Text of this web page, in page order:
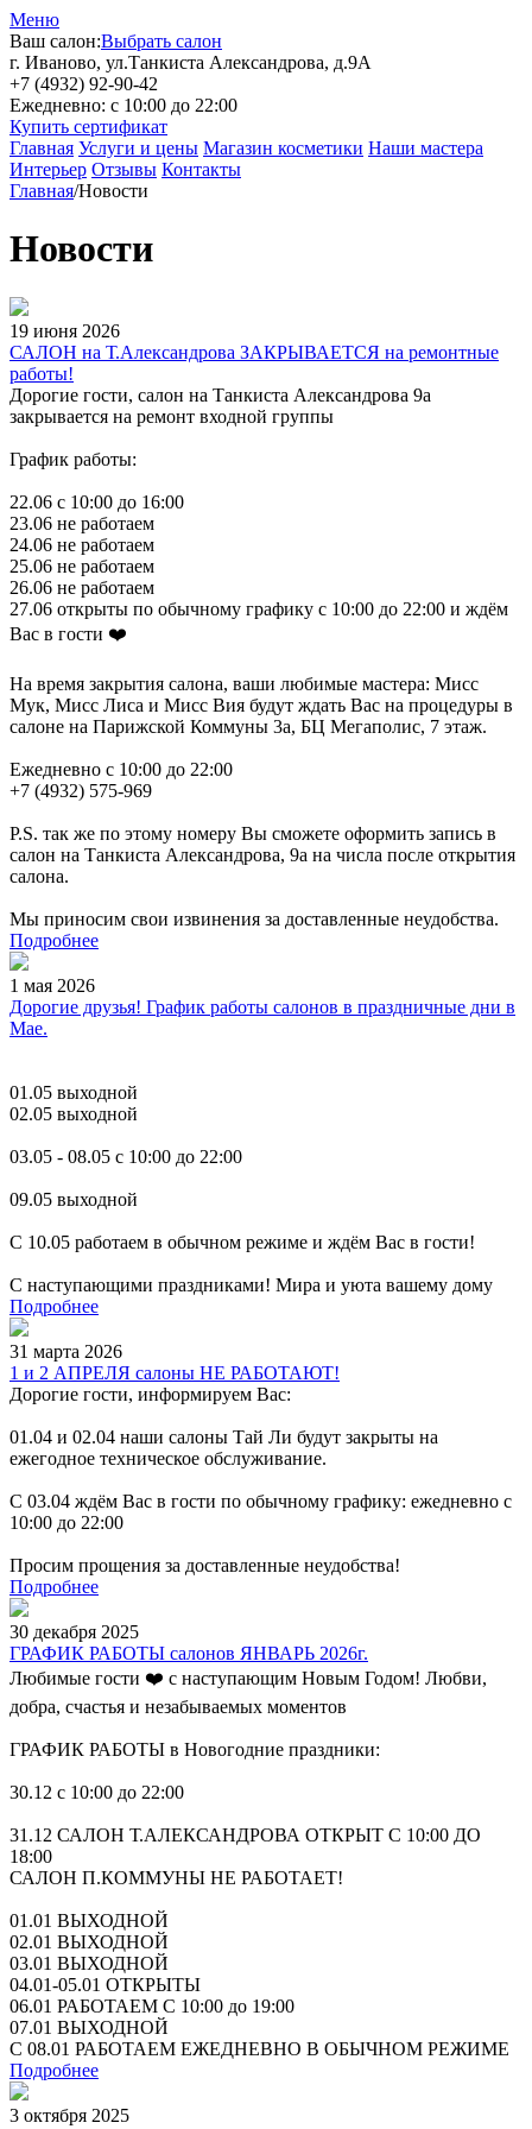
Меню
Ваш салон:Выбрать салон
г. Иваново, ул.Танкиста Александрова, д.9А
+7 (4932) 92-90-42
Ежедневно: с 10:00 до 22:00
Купить сертификат
Главная Услуги и цены Магазин косметики Наши мастера
Интерьер Отзывы Контакты
Главная/Новости
Новости
19 июня 2026
САЛОН на Т.Александрова ЗАКРЫВАЕТСЯ на ремонтные
работы!
Дорогие гости, салон на Танкиста Александрова 9а
закрывается на ремонт входной группы
График работы:
22.06 с 10:00 до 16:00
23.06 не работаем
24.06 не работаем
25.06 не работаем
26.06 не работаем
27.06 открыты по обычному графику с 10:00 до 22:00 и ждём
Вас в гости ❤️
На время закрытия салона, ваши любимые мастера: Мисс
Мук, Мисс Лиса и Мисс Вия будут ждать Вас на процедуры в
салоне на Парижской Коммуны 3а, БЦ Мегаполис, 7 этаж.
Ежедневно с 10:00 до 22:00
+7 (4932) 575-969
P.S. так же по этому номеру Вы сможете оформить запись в
салон на Танкиста Александрова, 9а на числа после открытия
салона.
Мы приносим свои извинения за доставленные неудобства.
Подробнее
1 мая 2026
Дорогие друзья! График работы салонов в праздничные дни в
Мае.
01.05 выходной
02.05 выходной
03.05 - 08.05 с 10:00 до 22:00
09.05 выходной
С 10.05 работаем в обычном режиме и ждём Вас в гости!
С наступающими праздниками! Мира и уюта вашему дому
Подробнее
31 марта 2026
1 и 2 АПРЕЛЯ салоны НЕ РАБОТАЮТ!
Дорогие гости, информируем Вас:
01.04 и 02.04 наши салоны Тай Ли будут закрыты на
ежегодное техническое обслуживание.
С 03.04 ждём Вас в гости по обычному графику: ежедневно с
10:00 до 22:00
Просим прощения за доставленные неудобства!
Подробнее
30 декабря 2025
ГРАФИК РАБОТЫ салонов ЯНВАРЬ 2026г.
Любимые гости ❤️ с наступающим Новым Годом! Любви,
добра, счастья и незабываемых моментов
ГРАФИК РАБОТЫ в Новогодние праздники:
30.12 с 10:00 до 22:00
31.12 САЛОН Т.АЛЕКСАНДРОВА ОТКРЫТ С 10:00 ДО
18:00
САЛОН П.КОММУНЫ НЕ РАБОТАЕТ!
01.01 ВЫХОДНОЙ
02.01 ВЫХОДНОЙ
03.01 ВЫХОДНОЙ
04.01-05.01 ОТКРЫТЫ
06.01 РАБОТАЕМ С 10:00 до 19:00
07.01 ВЫХОДНОЙ
С 08.01 РАБОТАЕМ ЕЖЕДНЕВНО В ОБЫЧНОМ РЕЖИМЕ
Подробнее
3 октября 2025